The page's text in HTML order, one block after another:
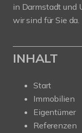
in Darmstadt und
wir sind für Sie da.
INHALT
Start
Immobilien
Eigentümer
Referenzen